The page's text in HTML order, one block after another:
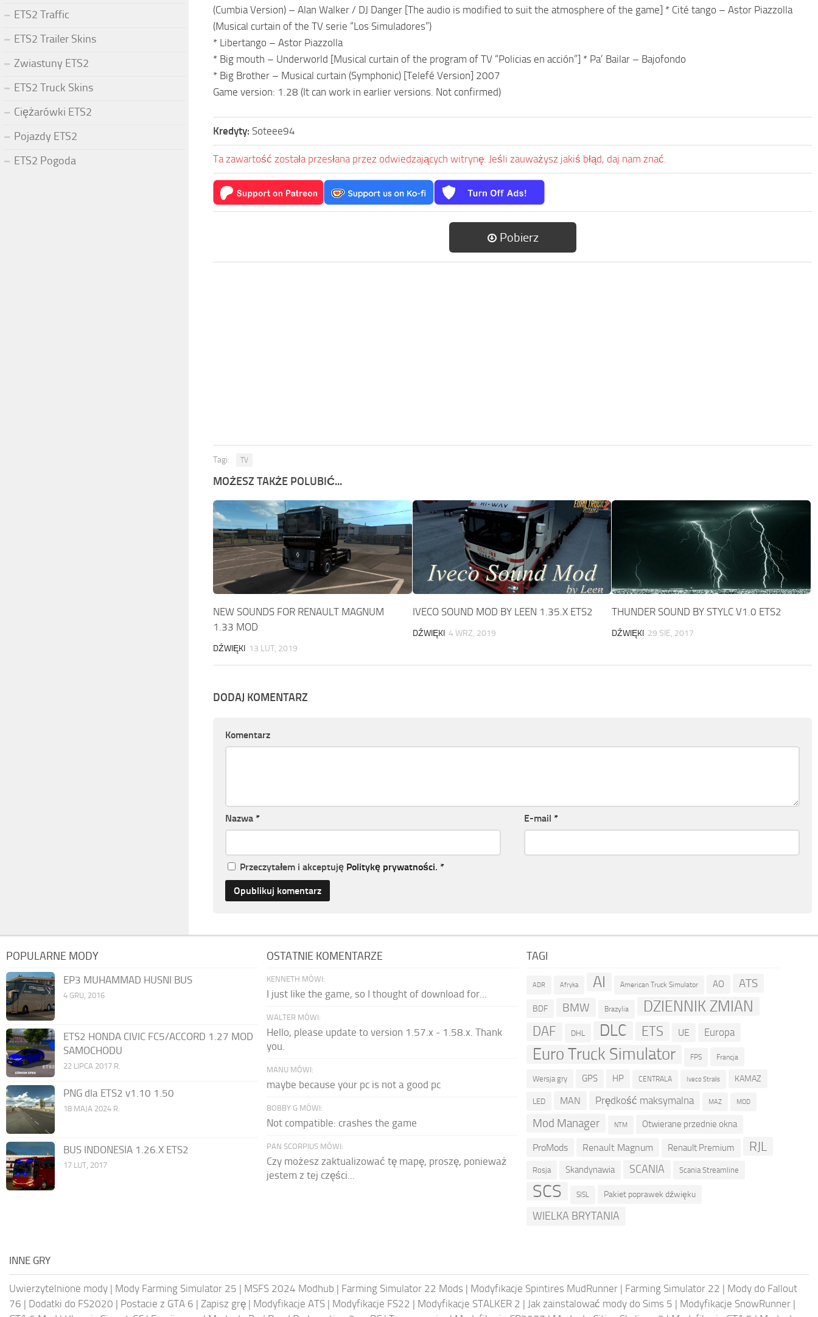
(Cumbia Version) – Alan Walker / DJ Danger [The audio is modified to suit the atmosphere of the game] * Cité tango – Astor Piazzolla
(Musical curtain of the TV serie “Los Simuladores”)
* Libertango – Astor Piazzolla
* Big mouth – Underworld [Musical curtain of the program of TV “Policias en acción”] * Pa’ Bailar – Bajofondo
* Big Brother – Musical curtain (Symphonic) [Telefé Version] 2007
Game version: 1.28 (It can work in earlier versions. Not confirmed)
Kredyty: Soteee94
Ta zawartość została przesłana przez odwiedzających witrynę. Jeśli zauważysz jakiś błąd, daj nam znać.
Pobierz
Tagi: TV
MOŻESZ TAKŻE POLUBIĆ...
NEW SOUNDS FOR RENAULT MAGNUM
1.33 MOD
DŹWIĘKI 13 LUT, 2019
IVECO SOUND MOD BY LEEN 1.35.X ETS2
DŹWIĘKI 4 WRZ, 2019
THUNDER SOUND BY STYLC V1.0 ETS2
DŹWIĘKI 29 SIE, 2017
DODAJ KOMENTARZ
Komentarz
Nazwa * E-mail *
Przeczytałem i akceptuję Politykę prywatności. *
ETS2 Traffic
ETS2 Trailer Skins
Zwiastuny ETS2
ETS2 Truck Skins
Ciężarówki ETS2
Pojazdy ETS2
ETS2 Pogoda
POPULARNE MODY
EP3 MUHAMMAD HUSNI BUS
4 GRU, 2016
ETS2 HONDA CIVIC FC5/ACCORD 1.27 MOD
SAMOCHODU
22 LIPCA 2017 R.
PNG dla ETS2 v1.10 1.50
18 MAJA 2024 R.
BUS INDONESIA 1.26.X ETS2
17 LUT, 2017
OSTATNIE KOMENTARZE
KENNETH MÓWI:
I just like the game, so I thought of download for...
WALTER MÓWI:
Hello, please update to version 1.57.x - 1.58.x. Thank
you.
MANU MÓWI:
maybe because your pc is not a good pc
BOBBY G MÓWI:
Not compatible: crashes the game
PAN SCORPIUS MÓWI:
Czy możesz zaktualizować tę mapę, proszę, ponieważ
jestem z tej części...
TAGI
ADR Afryka AI American Truck Simulator AO ATS
BDF BMW Brazylia DZIENNIK ZMIAN
DAF DHL DLC ETS UE Europa
Euro Truck Simulator FPS Francja
Wersja gry GPS HP CENTRALA Iveco Stralis KAMAZ
LED MAN Prędkość maksymalna MAZ MOD
Mod Manager NTM Otwierane przednie okna
ProMods Renault Magnum Renault Premium RJL
Rosja Skandynawia SCANIA Scania Streamline
SCS SISL Pakiet poprawek dźwięku
WIELKA BRYTANIA
INNE GRY
Uwierzytelnione mody | Mody Farming Simulator 25 | MSFS 2024 Modhub | Farming Simulator 22 Mods | Modyfikacje Spintires MudRunner | Farming Simulator 22 | Mody do Fallout
76 | Dodatki do FS2020 | Postacie z GTA 6 | Zapisz grę | Modyfikacje ATS | Modyfikacje FS22 | Modyfikacje STALKER 2 | Jak zainstalować mody do Sims 5 | Modyfikacje SnowRunner |